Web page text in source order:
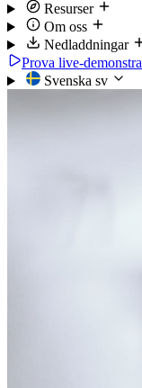
Resurser
Om oss
Nedladdningar
Prova live-
Svenska sv